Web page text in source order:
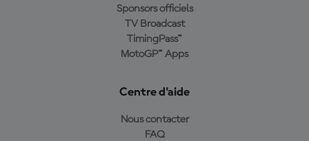
Sponsors officiels
TV Broadcast
TimingPass™
MotoGP™ Apps
Centre d'aide
Nous contacter
FAQ